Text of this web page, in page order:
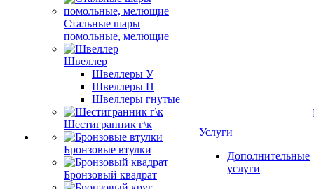
Стальные шары
помольные, мелющие
Швеллер
Швеллеры У
Швеллеры П
Швеллеры гнутые
Шестигранник г\к
Бронзовые втулки
Бронзовый квадрат
Услуги
Дополнительные
услуги